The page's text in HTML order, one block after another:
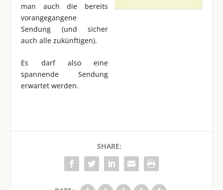
man auch die bereits
vorangegangene
Sendung (und sicher
auch alle zukünftigen).
Es darf also eine
spannende Sendung
erwartet werden.
SHARE: